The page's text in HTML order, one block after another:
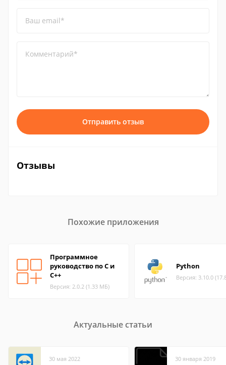
Ваш email*
Комментарий*
Отправить отзыв
Отзывы
Похожие приложения
Программное
руководство по C и
C++
Версия: 2.0.2 (1.33 МБ)
Python
Версия: 3.10.0
Актуальные статьи
30 мая 2022 30 января 2019